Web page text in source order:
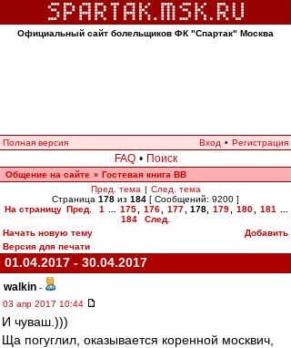
Официальный сайт болельщиков ФК "Спартак" Москва
Полная версия Вход • Регистрация
FAQ • Поиск
Общение на сайте » Гостевая книга ВВ
Пред. тема | След. тема
Страница 178 из 184 [ Сообщений: 9200 ]
На страницу Пред. 1 175 176 177 178, 179 180 181
184
След.
Начать новую тему
Добавить
Версия для печати
01.04.2017 - 30.04.2017
walkin -
03 апр 2017 10:44
И чуваш.)))
Ща погуглил, оказывается коренной москвич,